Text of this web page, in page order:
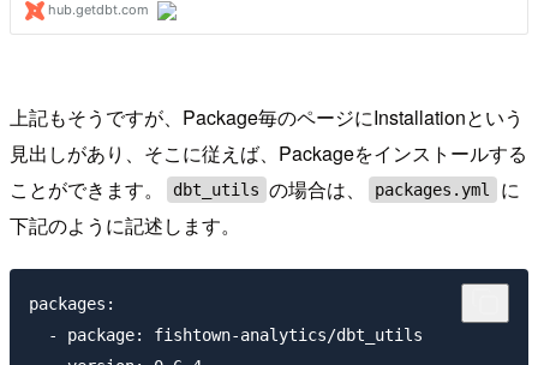
上記もそうですが、Package毎のページにInstallationという
見出しがあり、そこに従えば、Packageをインストールする
ことができます。
dbt_utils の場合は、 packages.yml
に
下記のように記述します。
packages:
  - package: fishtown-analytics/dbt_utils